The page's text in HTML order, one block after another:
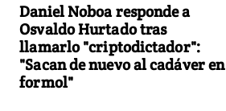
Daniel Noboa responde a
Osvaldo Hurtado tras
llamarlo "criptodictador":
"Sacan de nuevo al cadáver en
formol"